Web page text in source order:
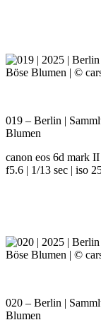
019 – Berlin |
Blumen
canon eos 6d mark
f5.6 | 1/13 sec | iso
020 – Berlin |
Blumen